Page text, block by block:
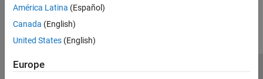
América Latina (Español)
Canada (English)
United States (English)
Europe